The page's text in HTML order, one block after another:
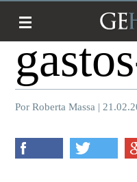
Por Roberta Massa |